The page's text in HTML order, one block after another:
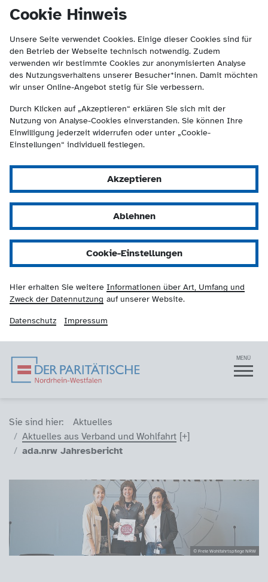
Cookie Hinweis
Unsere Seite verwendet Cookies. Einige dieser Cookies sind für
den Betrieb der Webseite technisch notwendig. Zudem
verwenden wir bestimmte Cookies zur anonymisierten Analyse
des Nutzungsverhaltens unserer Besucher*innen. Damit möchten
wir unser Online-Angebot stetig für Sie verbessern.
Durch Klicken auf „Akzeptieren“ erklären Sie sich mit der
Nutzung von Analyse-Cookies einverstanden. Sie können Ihre
Einwilligung jederzeit widerrufen oder unter „Cookie-
Einstellungen“ individuell festlegen.
Akzeptieren
Ablehnen
Cookie-Einstellungen
Hier erhalten Sie weitere Informationen über Art, Umfang und
Zweck der Datennutzung auf unserer Website.
Datenschutz Impressum
Der Paritätische NRW
springen
(Kontakt und Suche) springen.
Navigation MENÜ
Sie sind hier (Breadcrumb)
Sie sind hier:
Aktuelles
Aktuelles aus Verband und Wohlfahrt
ada.nrw Jahresbericht
© Freie Wohlfahrtspflege NRW